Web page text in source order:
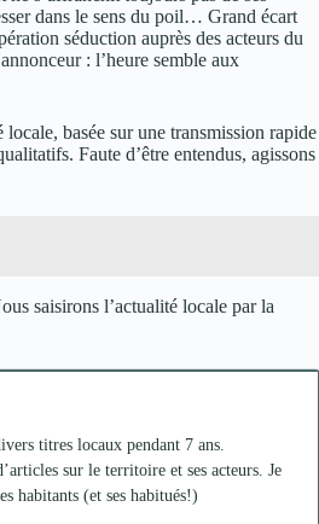
dans le sens du poil… Grand écart
séduction auprès des acteurs du
: l’heure semble aux
basée sur une transmission rapide
Faute d’être entendus, agissons
saisirons l’actualité locale par la
titres locaux pendant 7 ans.
sur le territoire et ses acteurs. Je
habitants (et ses habitués!)